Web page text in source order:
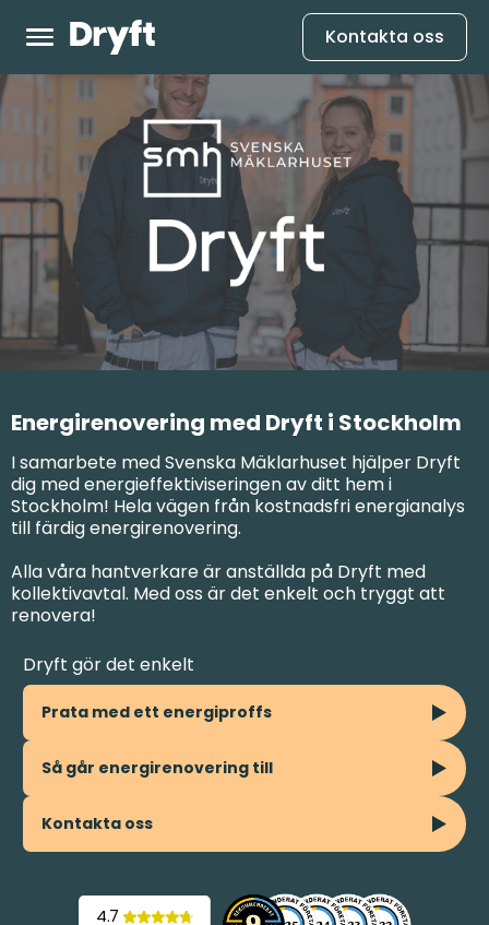
Kontakta oss
Energirenovering med Dryft i Stockholm
I samarbete med Svenska Mäklarhuset hjälper Dryft
dig med energieffektiviseringen av ditt hem i
Stockholm! Hela vägen från kostnadsfri energianalys
till färdig energirenovering.
Alla våra hantverkare är anställda på Dryft med
kollektivavtal. Med oss är det enkelt och tryggt att
renovera!
Dryft gör det enkelt
Prata med ett energiproffs
Så går energirenovering till
Kontakta oss
4.7